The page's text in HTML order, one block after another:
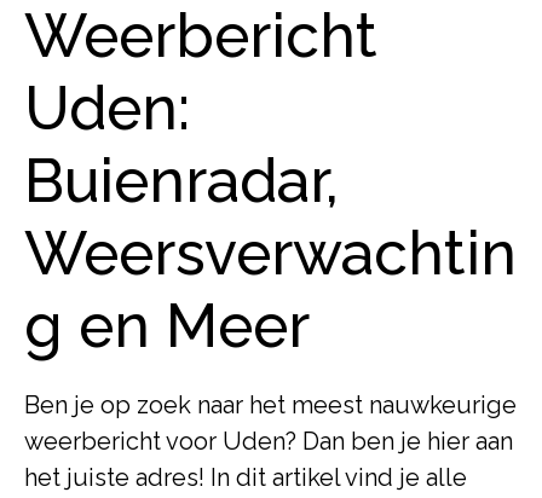
Weerbericht
Uden:
Buienradar,
Weersverwachtin
g en Meer
Ben je op zoek naar het meest nauwkeurige
weerbericht voor Uden? Dan ben je hier aan
het juiste adres! In dit artikel vind je alle